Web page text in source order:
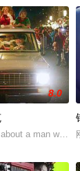
8.0
a man who